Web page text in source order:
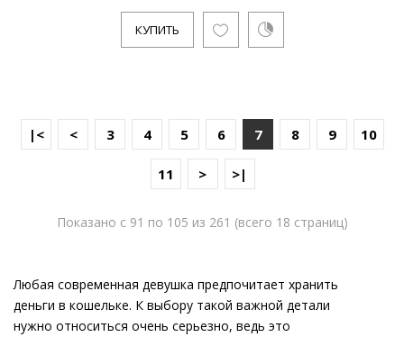
КУПИТЬ
|< < 3 4 5 6 7 8 9 10
11 > >|
Показано с 91 по 105 из 261 (всего 18 страниц)
Любая современная девушка предпочитает хранить
деньги в кошельке. К выбору такой важной детали
нужно относиться очень серьезно, ведь это